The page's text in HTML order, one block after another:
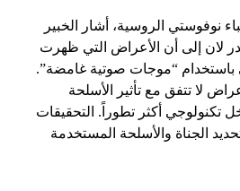
نوفوستي الروسية، أشار الخبير
لان إلى أن الأعراض التي ظهرت
“موجات صوتية غامضة”.
لا تتفق مع تأثير الأسلحة
تكنولوجي أكثر تطوراً. التحقيقات
الجناة والأسلحة المستخدمة